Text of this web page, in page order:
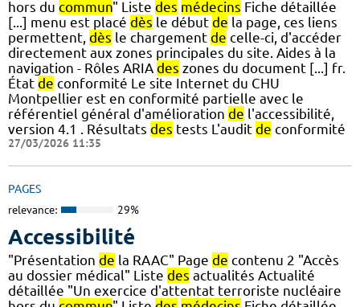
hors du commun" Liste des médecins Fiche détaillée
[...] menu est placé dès le début de la page, ces liens
permettent, dès le chargement de celle-ci, d'accéder
directement aux zones principales du site. Aides à la
navigation - Rôles ARIA des zones du document [...] fr.
État de conformité Le site Internet du CHU
Montpellier est en conformité partielle avec le
référentiel général d'amélioration de l'accessibilité,
version 4.1 . Résultats des tests L'audit de conformité
27/03/2026 11:35
PAGES
relevance: 29%
Accessibilité
"Présentation de la RAAC" Page de contenu 2 "Accès
au dossier médical" Liste des actualités Actualité
détaillée "Un exercice d'attentat terroriste nucléaire